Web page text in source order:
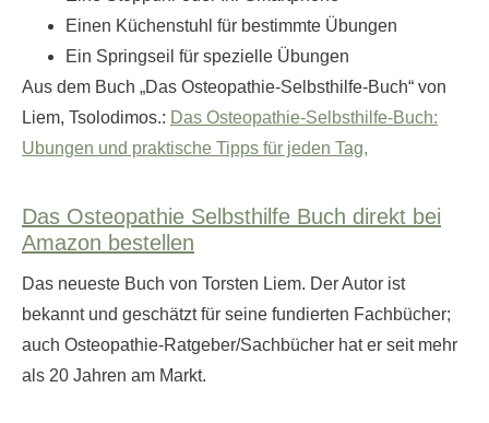
Einen Küchenstuhl für bestimmte Übungen
Ein Springseil für spezielle Übungen
Aus dem Buch „Das Osteopathie-Selbsthilfe-Buch“ von
Liem, Tsolodimos.: Das Osteopathie-Selbsthilfe-Buch:
Ubungen und praktische Tipps für jeden Tag,
Das Osteopathie Selbsthilfe Buch direkt bei
Amazon bestellen
Das neueste Buch von Torsten Liem. Der Autor ist
bekannt und geschätzt für seine fundierten Fachbücher;
auch Osteopathie-Ratgeber/Sachbücher hat er seit mehr
als 20 Jahren am Markt.